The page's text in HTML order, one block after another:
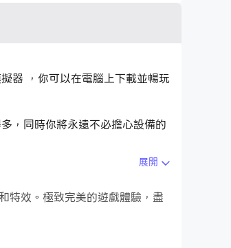
器 ，你可以在電腦上下載並暢玩
，同時你將永遠不必擔心設備的
展開
效。極致完美的遊戲體驗，盡